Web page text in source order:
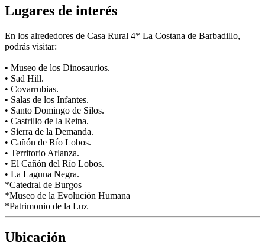
Lugares de interés
En los alrededores de Casa Rural 4* La Costana de Barbadillo,
podrás visitar:
• Museo de los Dinosaurios.
• Sad Hill.
• Covarrubias.
• Salas de los Infantes.
• Santo Domingo de Silos.
• Castrillo de la Reina.
• Sierra de la Demanda.
• Cañón de Río Lobos.
• Territorio Arlanza.
• El Cañón del Río Lobos.
• La Laguna Negra.
*Catedral de Burgos
*Museo de la Evolución Humana
*Patrimonio de la Luz
Ubicación